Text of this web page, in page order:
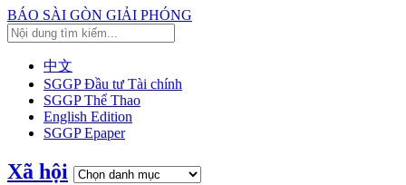
BÁO SÀI GÒN GIẢI PHÓNG
中文
SGGP Đầu tư Tài chính
SGGP Thể Thao
English Edition
SGGP Epaper
Xã hội